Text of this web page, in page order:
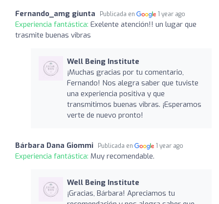
Fernando_amg giunta Publicada en 1 year ago
Experiencia fantástica: Exelente atención!! un lugar que
trasmite buenas vibras
Well Being Institute
¡Muchas gracias por tu comentario,
Fernando! Nos alegra saber que tuviste
una experiencia positiva y que
transmitimos buenas vibras. ¡Esperamos
verte de nuevo pronto!
Bárbara Dana Giommi Publicada en 1 year ago
Experiencia fantástica: Muy recomendable.
Well Being Institute
¡Gracias, Bárbara! Apreciamos tu